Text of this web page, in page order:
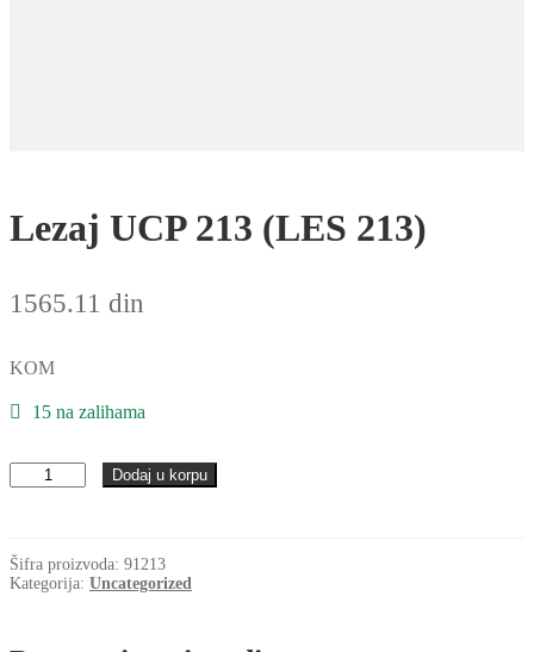
Lezaj UCP 213 (LES 213)
1565.11 din
KOM
15 na zalihama
Lezaj
UCP
213)
količina
Dodaj u korpu
Šifra proizvoda: 91213
Kategorija: Uncategorized